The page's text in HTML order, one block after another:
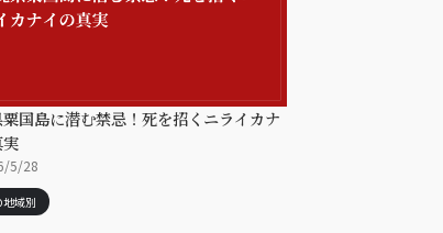
国島に潜む禁忌！死を招くニライカナ
5/28
地域別